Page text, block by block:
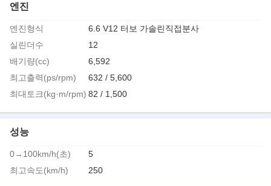
엔진
엔진형식
6.6 V12 터보 가솔린직접분사
실린더수
12
배기량(cc)
6,592
최고출력(ps/rpm)
632 / 5,600
최대토크(kg·m/rpm) 82 / 1,500
성능
0→100km/h(초)
5
최고속도(km/h)
250